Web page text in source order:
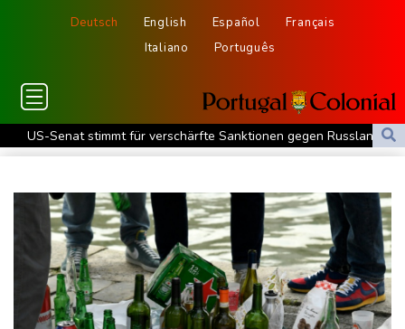
Deutsch English Español
Français
Italiano
Português
US-Senat stimmt für verschärfte Sanktionen gegen Russland
US-Gericht setzt Bau von Trumps Ballsaal aus - Präsident
Direkt-ICE Berlin-Paris bleibt wegen Technikproblemen vorerst
unterbrochen
Selenskyj erstmals seit Beginn von Ukraine-Krieg nach Serbien
gereist
Russland weist Verantwortung für Drohnenvorfall an Leipziger